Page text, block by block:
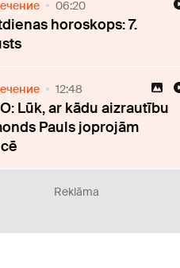
06:20
horoskops: 7.
12:48
Lūk, ar kādu aizrautību
Pauls joprojām
Reklāma